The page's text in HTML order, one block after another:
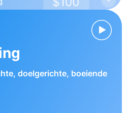
doelgerichte, boeiende